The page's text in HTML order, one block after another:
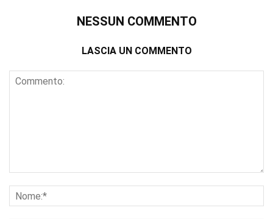
NESSUN COMMENTO
LASCIA UN COMMENTO